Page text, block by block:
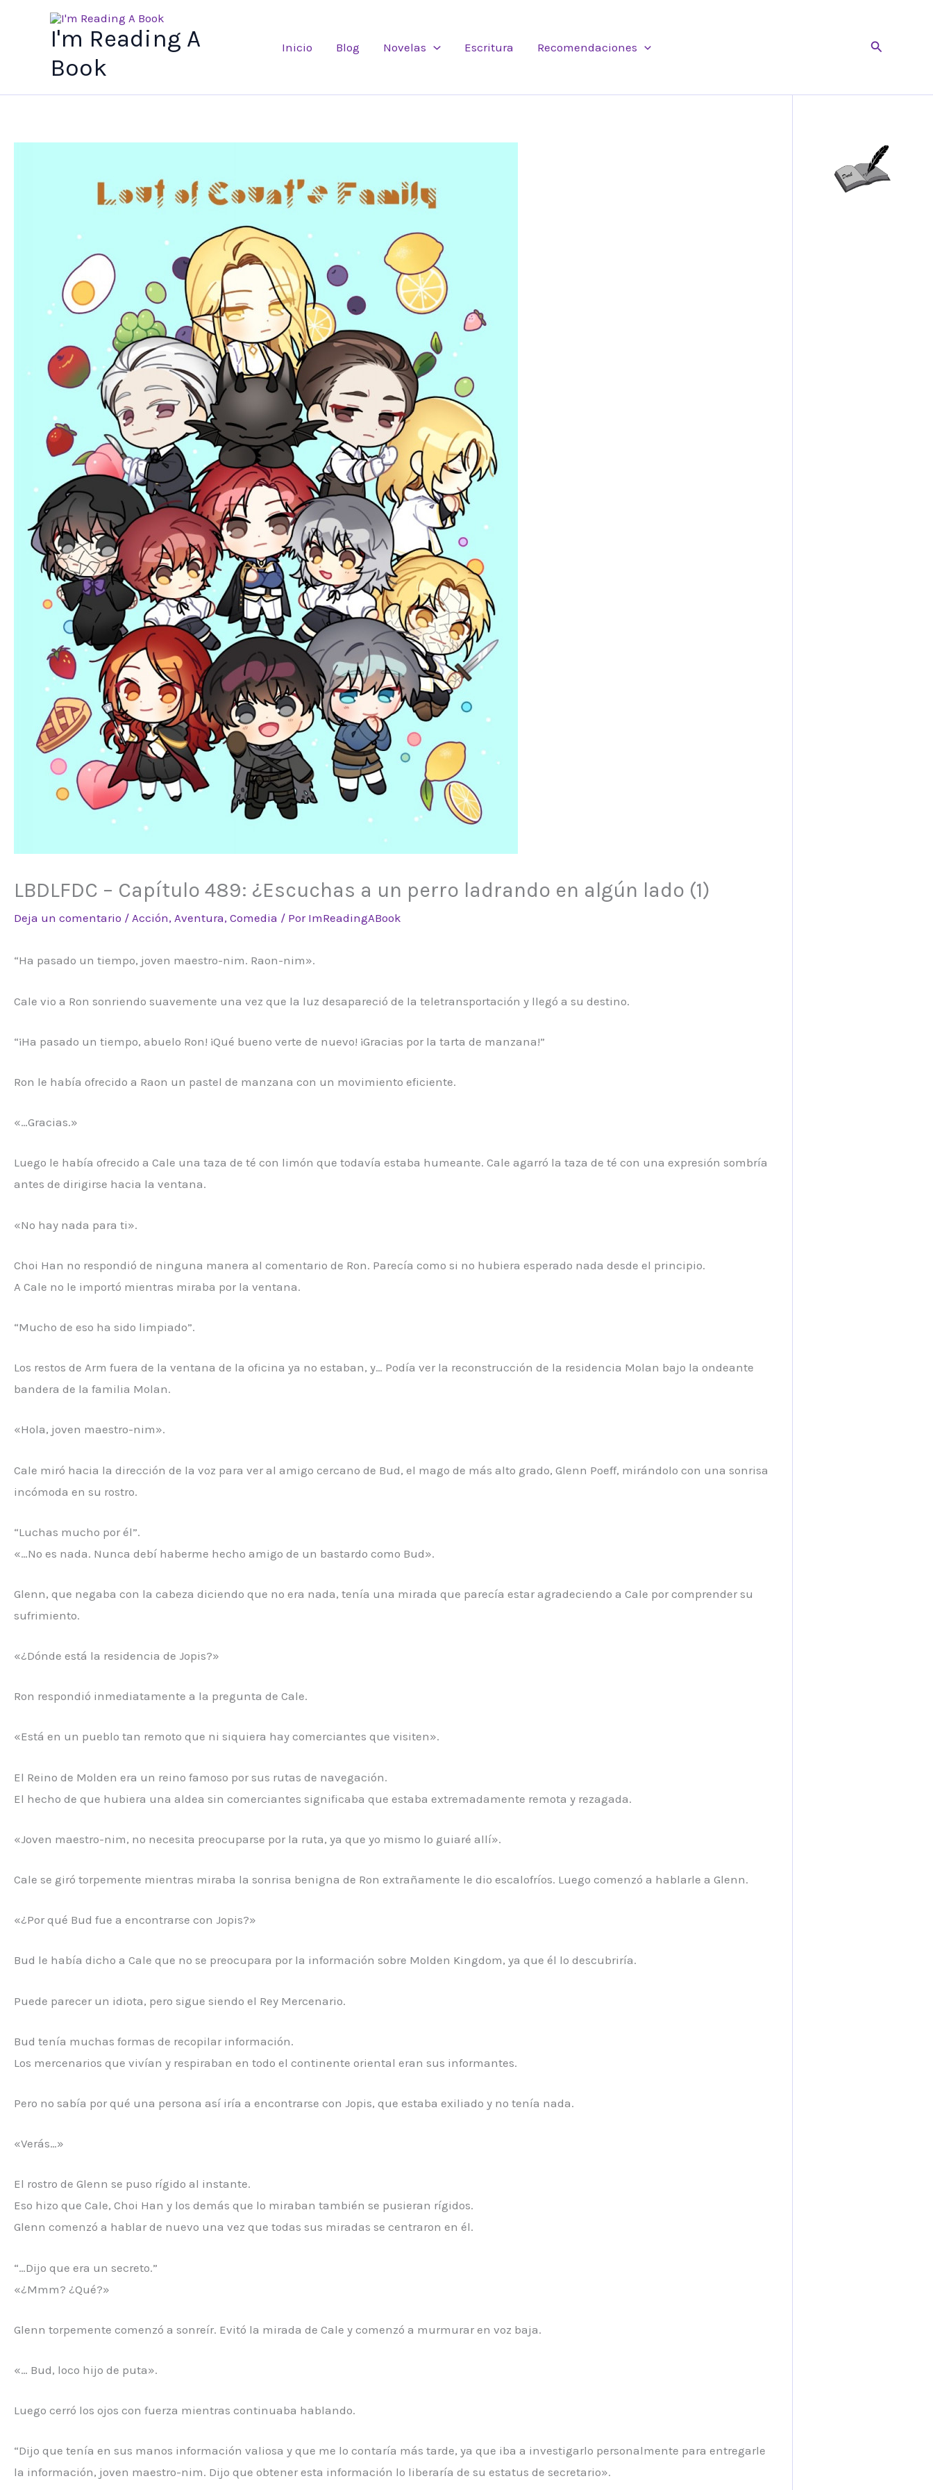
I'm Reading A
Book
Inicio Blog Novelas Escritura Recomendaciones Buscar
LBDLFDC – Capítulo 489: ¿Escuchas a un perro ladrando en algún lado (1)
Deja un comentario / Acción, Aventura, Comedia / Por ImReadingABook
“Ha pasado un tiempo, joven maestro-nim. Raon-nim».
Cale vio a Ron sonriendo suavemente una vez que la luz desapareció de la teletransportación y llegó a su destino.
“¡Ha pasado un tiempo, abuelo Ron! ¡Qué bueno verte de nuevo! ¡Gracias por la tarta de manzana!”
Ron le había ofrecido a Raon un pastel de manzana con un movimiento eficiente.
«…Gracias.»
Luego le había ofrecido a Cale una taza de té con limón que todavía estaba humeante. Cale agarró la taza de té con una expresión sombría
antes de dirigirse hacia la ventana.
«No hay nada para ti».
Choi Han no respondió de ninguna manera al comentario de Ron. Parecía como si no hubiera esperado nada desde el principio.
A Cale no le importó mientras miraba por la ventana.
“Mucho de eso ha sido limpiado”.
Los restos de Arm fuera de la ventana de la oficina ya no estaban, y… Podía ver la reconstrucción de la residencia Molan bajo la ondeante
bandera de la familia Molan.
«Hola, joven maestro-nim».
Cale miró hacia la dirección de la voz para ver al amigo cercano de Bud, el mago de más alto grado, Glenn Poeff, mirándolo con una sonrisa
incómoda en su rostro.
“Luchas mucho por él”.
«…No es nada. Nunca debí haberme hecho amigo de un bastardo como Bud».
Glenn, que negaba con la cabeza diciendo que no era nada, tenía una mirada que parecía estar agradeciendo a Cale por comprender su
sufrimiento.
«¿Dónde está la residencia de Jopis?»
Ron respondió inmediatamente a la pregunta de Cale.
«Está en un pueblo tan remoto que ni siquiera hay comerciantes que visiten».
El Reino de Molden era un reino famoso por sus rutas de navegación.
El hecho de que hubiera una aldea sin comerciantes significaba que estaba extremadamente remota y rezagada.
«Joven maestro-nim, no necesita preocuparse por la ruta, ya que yo mismo lo guiaré allí».
Cale se giró torpemente mientras miraba la sonrisa benigna de Ron extrañamente le dio escalofríos. Luego comenzó a hablarle a Glenn.
«¿Por qué Bud fue a encontrarse con Jopis?»
Bud le había dicho a Cale que no se preocupara por la información sobre Molden Kingdom, ya que él lo descubriría.
Puede parecer un idiota, pero sigue siendo el Rey Mercenario.
Bud tenía muchas formas de recopilar información.
Los mercenarios que vivían y respiraban en todo el continente oriental eran sus informantes.
Pero no sabía por qué una persona así iría a encontrarse con Jopis, que estaba exiliado y no tenía nada.
«Verás…»
El rostro de Glenn se puso rígido al instante.
Eso hizo que Cale, Choi Han y los demás que lo miraban también se pusieran rígidos.
Glenn comenzó a hablar de nuevo una vez que todas sus miradas se centraron en él.
“…Dijo que era un secreto.”
«¿Mmm? ¿Qué?»
Glenn torpemente comenzó a sonreír. Evitó la mirada de Cale y comenzó a murmurar en voz baja.
«… Bud, loco hijo de puta».
Luego cerró los ojos con fuerza mientras continuaba hablando.
“Dijo que tenía en sus manos información valiosa y que me lo contaría más tarde, ya que iba a investigarlo personalmente para entregarle
la información, joven maestro-nim. Dijo que obtener esta información lo liberaría de su estatus de secretario».